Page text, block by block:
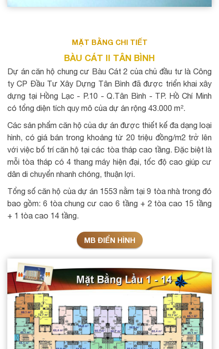
MẶT BẰNG CHI TIẾT
BÀU CÁT II TÂN BÌNH
Dự án căn hộ chung cư Bàu Cát 2 của chủ đầu tư là Công
ty CP Đầu Tư Xây Dựng Tân Bình đã được triển khai xây
dựng tại Hồng Lạc - P.10 - Q.Tân Bình - TP. Hồ Chí Minh
có tổng diện tích quy mô của dự án rộng 43.000 m².
Các sản phẩm căn hộ của dự án được thiết kế đa dạng loại
hình, có giá bán trong khoảng từ 20 triệu đồng/m2 trở lên
với việc bố trí căn hộ tại các tòa tháp cao tầng. Đặc biệt là
mỗi tòa tháp có 4 thang máy hiện đại, tốc độ cao giúp cư
dân di chuyển nhanh chóng, thuận lợi.
Tổng số căn hộ của dự án 1553 nằm tại 9 tòa nhà trong đó
bao gồm: 6 tòa chung cư cao 6 tầng + 2 tòa cao 15 tầng
+ 1 tòa cao 14 tầng.
MB ĐIỂN HÌNH